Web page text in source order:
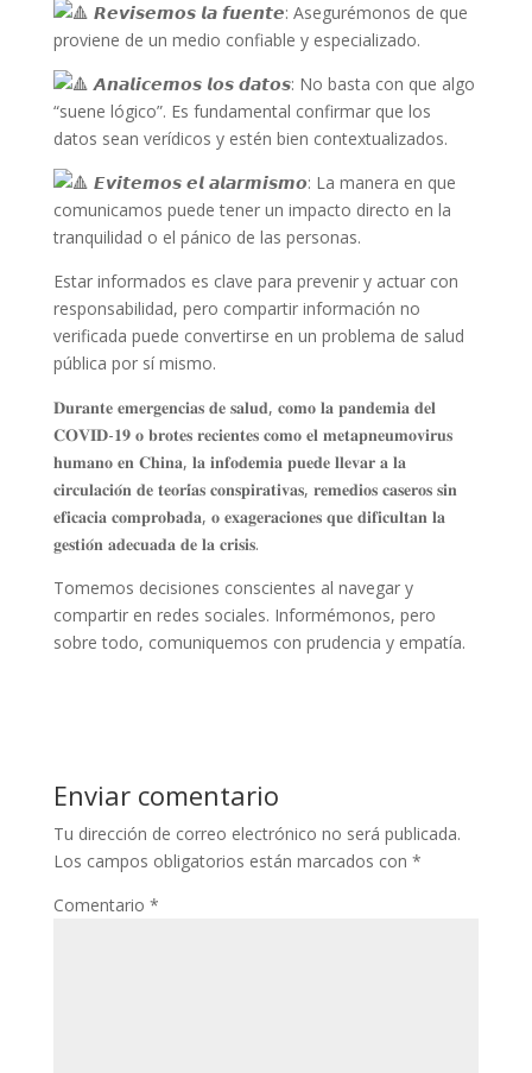
𝙍𝙚𝙫𝙞𝙨𝙚𝙢𝙤𝙨 𝙡𝙖 𝙛𝙪𝙚𝙣𝙩𝙚: Asegurémonos de que
proviene de un medio confiable y especializado.
𝘼𝙣𝙖𝙡𝙞𝙘𝙚𝙢𝙤𝙨 𝙡𝙤𝙨 𝙙𝙖𝙩𝙤𝙨: No basta con que algo
“suene lógico”. Es fundamental confirmar que los
datos sean verídicos y estén bien contextualizados.
𝙀𝙫𝙞𝙩𝙚𝙢𝙤𝙨 𝙚𝙡 𝙖𝙡𝙖𝙧𝙢𝙞𝙨𝙢𝙤: La manera en que
comunicamos puede tener un impacto directo en la
tranquilidad o el pánico de las personas.
Estar informados es clave para prevenir y actuar con
responsabilidad, pero compartir información no
verificada puede convertirse en un problema de salud
pública por sí mismo.
𝐃𝐮𝐫𝐚𝐧𝐭𝐞 𝐞𝐦𝐞𝐫𝐠𝐞𝐧𝐜𝐢𝐚𝐬 𝐝𝐞 𝐬𝐚𝐥𝐮𝐝, 𝐜𝐨𝐦𝐨 𝐥𝐚 𝐩𝐚𝐧𝐝𝐞𝐦𝐢𝐚 𝐝𝐞𝐥
𝐂𝐎𝐕𝐈𝐃-𝟏𝟗 𝐨 𝐛𝐫𝐨𝐭𝐞𝐬 𝐫𝐞𝐜𝐢𝐞𝐧𝐭𝐞𝐬 𝐜𝐨𝐦𝐨 𝐞𝐥 𝐦𝐞𝐭𝐚𝐩𝐧𝐞𝐮𝐦𝐨𝐯𝐢𝐫𝐮𝐬
𝐡𝐮𝐦𝐚𝐧𝐨 𝐞𝐧 𝐂𝐡𝐢𝐧𝐚, 𝐥𝐚 𝐢𝐧𝐟𝐨𝐝𝐞𝐦𝐢𝐚 𝐩𝐮𝐞𝐝𝐞 𝐥𝐥𝐞𝐯𝐚𝐫 𝐚 𝐥𝐚
𝐜𝐢𝐫𝐜𝐮𝐥𝐚𝐜𝐢𝐨́𝐧 𝐝𝐞 𝐭𝐞𝐨𝐫𝐢́𝐚𝐬 𝐜𝐨𝐧𝐬𝐩𝐢𝐫𝐚𝐭𝐢𝐯𝐚𝐬, 𝐫𝐞𝐦𝐞𝐝𝐢𝐨𝐬 𝐜𝐚𝐬𝐞𝐫𝐨𝐬 𝐬𝐢𝐧
𝐞𝐟𝐢𝐜𝐚𝐜𝐢𝐚 𝐜𝐨𝐦𝐩𝐫𝐨𝐛𝐚𝐝𝐚, 𝐨 𝐞𝐱𝐚𝐠𝐞𝐫𝐚𝐜𝐢𝐨𝐧𝐞𝐬 𝐪𝐮𝐞 𝐝𝐢𝐟𝐢𝐜𝐮𝐥𝐭𝐚𝐧 𝐥𝐚
𝐠𝐞𝐬𝐭𝐢𝐨́𝐧 𝐚𝐝𝐞𝐜𝐮𝐚𝐝𝐚 𝐝𝐞 𝐥𝐚 𝐜𝐫𝐢𝐬𝐢𝐬.
Tomemos decisiones conscientes al navegar y
compartir en redes sociales. Informémonos, pero
sobre todo, comuniquemos con prudencia y empatía.
Enviar comentario
Tu dirección de correo electrónico no será publicada.
Los campos obligatorios están marcados con *
Comentario *